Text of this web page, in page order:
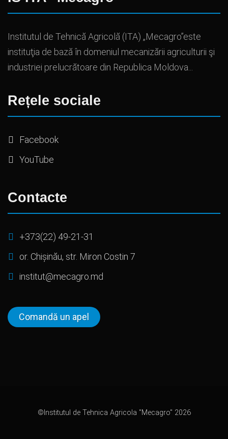
Institutul de Tehnică Agricolă (ITA) „Mecagro”este
instituţia de bază în domeniul mecanizării agriculturii şi
industriei prelucrătoare din Republica Moldova...
Rețele sociale
Facebook
YouTube
Contacte
+373(22) 49-21-31
or. Chișinău, str. Miron Costin 7
institut@mecagro.md
Comandă un apel
©Institutul de Tehnica Agricola "Mecagro" 2026